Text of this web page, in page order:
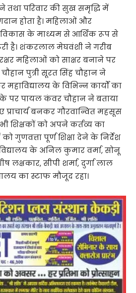
तथा परिवार की सुख समृद्धि में
होता है। महिलाओं और
के माध्यम से आर्थिक रूप से
है। शंकरलाल मेघवंशी ने गरीब
महिलाओं को साक्षर बनाने पर
पुत्री सूरत सिंह चौहान ने
महाविद्यालय के ​विभिन्न कार्यों का
पर पायल कंवर चौहान ने बताया
बनकर गौरवान्वित महसूस
शिक्षकों को अपने कर्तव्य का
गुणवत्ता पूर्ण शिक्षा देने के निर्देश
के अनिल कुमार वर्मा, सोनू
लक्षकार, सीपी शर्मा, दुर्गा लाल
का स्टाफ मौजूद रहा।